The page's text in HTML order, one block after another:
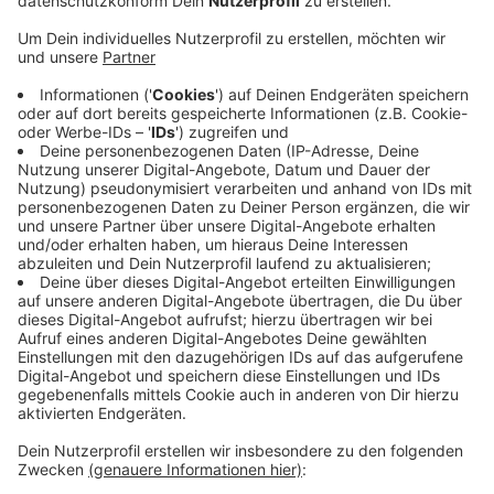
Empfehlung vom Kreissportbund Borken
Anzeige
Die niedrige Inzidenz freut auch den Kreissportbund
Borken, denn dadurch ist im Sportbereich wieder vieles
möglich. Aber damit das auch so bleibt, müssten die
Sportvereine vorsichtig bleiben, auch gerade jetzt in
der Urlaubszeit, heißt es. Der KSB empfiehlt den
Vereinen außerdem, ihre Mitglieder auf die Möglichkeit
einer Corona-Impfung hinzuweisen, wenn die 16 oder
älter sind.
Anzeige